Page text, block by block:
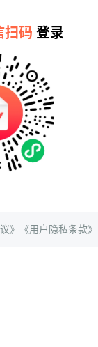
扫码 登录
》 《用户隐私条款》